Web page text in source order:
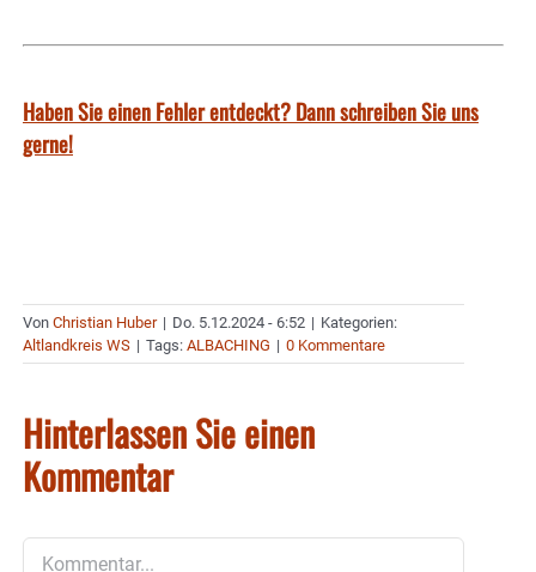
Haben Sie einen Fehler entdeckt? Dann schreiben Sie uns
gerne!
Von Christian Huber | Do. 5.12.2024 - 6:52 | Kategorien:
Altlandkreis WS | Tags: ALBACHING | 0 Kommentare
Hinterlassen Sie einen
Kommentar